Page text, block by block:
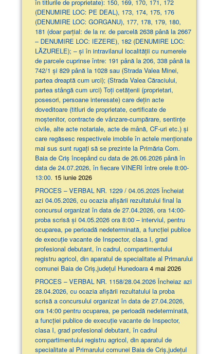
în titlurile de proprietate): 150, 169, 170, 171, 172
(DENUMIRE LOC: PE DEAL), 173, 174, 175, 176
(DENUMIRE LOC: GORGANU), 177, 178, 179, 180,
181 (doar parţial: de la nr. de parcelă 2638 până la 2667
– DENUMIRE LOC: IEZERE), 182 (DENUMIRE LOC:
LĂZURELE); – și în intravilanul localității cu numerele
de parcele cuprinse între: 191 până la 206, 338 până la
742/1 și 829 până la 1028 sau (Strada Valea Minei,
partea dreaptă cum urci); (Strada Valea Căraciului,
partea stângă cum urci) Toți cetățenii (proprietari,
posesori, persoane interesate) care dețin acte
doveditoare (titluri de proprietate, certificate de
moștenitor, contracte de vânzare-cumpărare, sentințe
civile, alte acte notariale, acte de mână, CF-uri etc.) și
care regăsesc respectivele imobile în actele menționate
mai sus sunt rugați să se prezinte la Primăria Com.
Baia de Criș începând cu data de 26.06.2026 până în
data de 24.07.2026, în fiecare VINERI între orele 8:00-
13:00. 15 iunie 2026
PROCES – VERBAL NR. 1229 / 04.05.2025 Încheiat
azi 04.05.2026, cu ocazia afişării rezultatului final la
concursul organizat în data de 27.04.2026, ora 14:00-
proba scrisă şi 04.05.2026 ora 8:00 – interviul, pentru
ocuparea, pe perioadă nedeterminată, a funcției publice
de execuție vacante de Inspector, clasa I, grad
profesional debutant, în cadrul, compartimentului
registru agricol, din aparatul de specialitate al Primarului
comunei Baia de Criș,județul Hunedoara 4 mai 2026
PROCES – VERBAL NR. 1158/28.04.2026 Încheiaz azi
28.04.2026, cu ocazia afişării rezultatului la proba
scrisă a concursului organizat în data de 27.04.2026,
ora 14:00 pentru ocuparea, pe perioadă nedeterminată,
a funcției publice de execuție vacante de Inspector,
clasa I, grad profesional debutant, în cadrul
compartimentului registru agricol, din aparatul de
specialitate al Primarului comunei Baia de Criș,județul